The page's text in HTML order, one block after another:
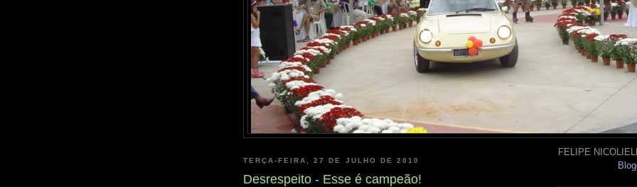
TERÇA-FEIRA, 27 DE JULHO DE 2010
Desrespeito - Esse é campeão!
FELIPE